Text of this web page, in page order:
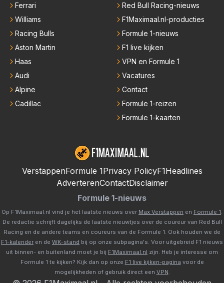
Ferrari
Williams
Racing Bulls
Aston Martin
Haas
Audi
Alpine
Cadillac
Red Bull Racing-nieuws
F1Maximaal.nl-producties
Formule 1-nieuws
F1 live kijken
VPN en Formule 1
Vacatures
Contact
Formule 1-reizen
Formule 1-kaarten
VerstappenFormule 1Privacy PolicyF1Headlines
AdverterenContactDisclaimer
Formule 1-nieuws
Op F1Maximaal.nl vind je het laatste nieuws over Max Verstappen en Formule 1
De redactie schrijft dagelijks de laatste nieuwtjes over de coureur van Red Bull
Racing en de andere teams en coureurs van de Formule 1. Ook houden we de
F1-kalender en de WK-stand bij op onze subpagina's. Voor uitgebreid F1 nieuws
uit binnen- en buitenland moet je bij F1Maximaal.nl zijn. Heb je interesse om
Formule 1 te kijken? Kijk dan op onze F1 live kijken-pagina voor de
mogelijkheden of gebruik direct een VPN